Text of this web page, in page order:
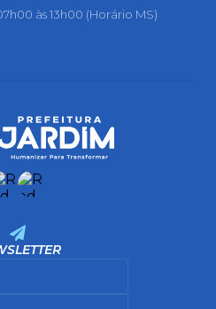
às 13h00 (Horário MS)